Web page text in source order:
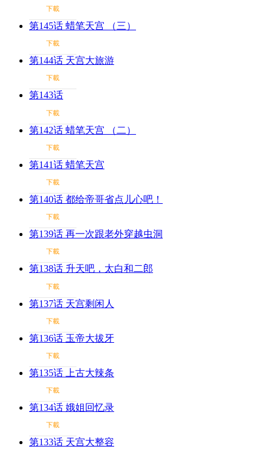
下載
第145话 蜡笔天宫 （三）
下載
第144话 天宫大旅游
下載
第143话
下載
第142话 蜡笔天宫 （二）
下載
第141话 蜡笔天宫
下載
第140话 都给帝哥省点儿心吧！
下載
第139话 再一次跟老外穿越虫洞
下載
第138话 升天吧，太白和二郎
下載
第137话 天宫剩闲人
下載
第136话 玉帝大拔牙
下載
第135话 上古大辣条
下載
第134话 娥姐回忆录
下載
第133话 天宫大整容